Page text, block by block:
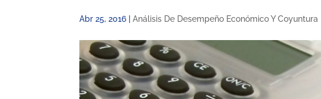
Abr 25, 2016 |Análisis De Desempeño Económico Y Coyuntura